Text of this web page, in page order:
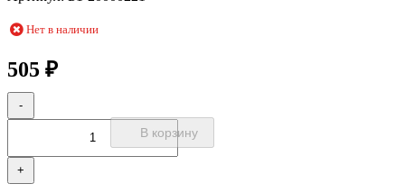
Нет в наличии
505 ₽
-
+
В корзину